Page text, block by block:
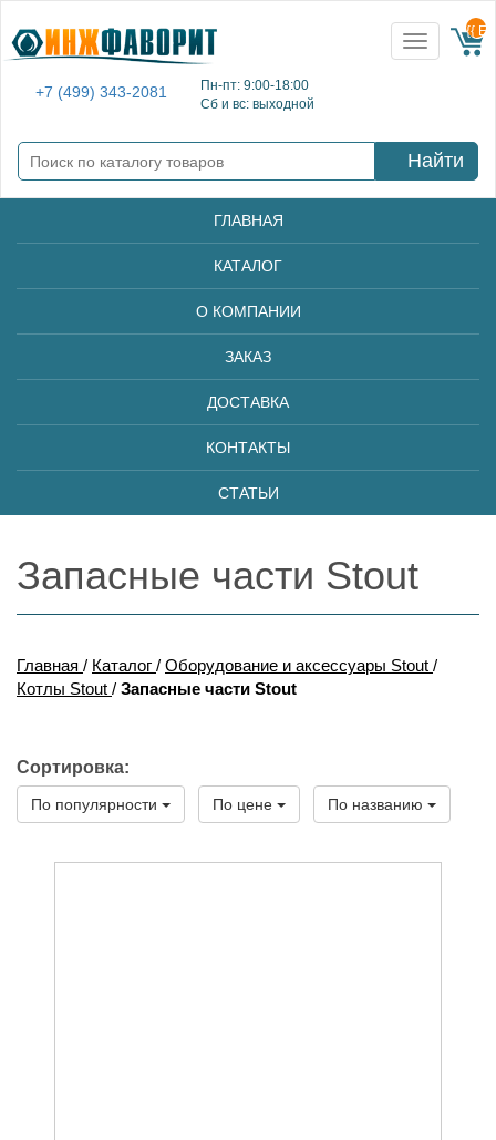
+7 (499) 343-2081
Пн-пт: 9:00-18:00
Сб и вс: выходной
Toggle
navigation
{{
Найти
ГЛАВНАЯ
КАТАЛОГ
О КОМПАНИИ
ЗАКАЗ
ДОСТАВКА
КОНТАКТЫ
СТАТЬИ
Запасные части Stout
Главная / Каталог / Оборудование и аксессуары Stout /
Котлы Stout / Запасные части Stout
Сортировка:
По популярности По цене По названию